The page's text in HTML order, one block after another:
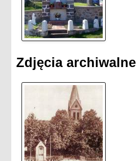
Zdjęcia archiwalne